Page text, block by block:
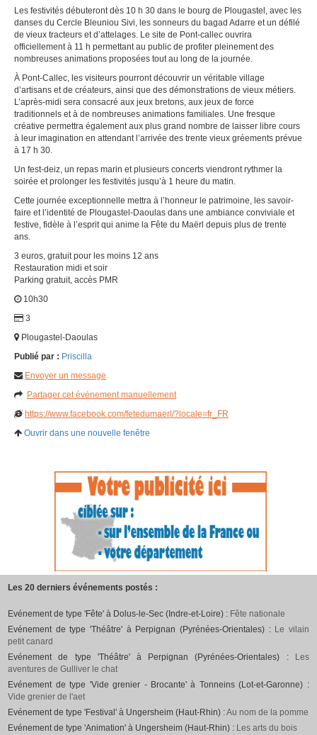
Les festivités débuteront dès 10 h 30 dans le bourg de Plougastel, avec les
danses du Cercle Bleuniou Sivi, les sonneurs du bagad Adarre et un défilé
de vieux tracteurs et d’attelages. Le site de Pont-callec ouvrira
officiellement à 11 h permettant au public de profiter pleinement des
nombreuses animations proposées tout au long de la journée.
À Pont-Callec, les visiteurs pourront découvrir un véritable village
d’artisans et de créateurs, ainsi que des démonstrations de vieux métiers.
L’après-midi sera consacré aux jeux bretons, aux jeux de force
traditionnels et à de nombreuses animations familiales. Une fresque
créative permettra également aux plus grand nombre de laisser libre cours
à leur imagination en attendant l’arrivée des trente vieux gréements prévue
à 17 h 30.
Un fest-deiz, un repas marin et plusieurs concerts viendront rythmer la
soirée et prolonger les festivités jusqu’à 1 heure du matin.
Cette journée exceptionnelle mettra à l’honneur le patrimoine, les savoir-
faire et l’identité de Plougastel-Daoulas dans une ambiance conviviale et
festive, fidèle à l’esprit qui anime la Fête du Maërl depuis plus de trente
ans.
3 euros, gratuit pour les moins 12 ans
Restauration midi et soir
Parking gratuit, accès PMR
10h30
3
Plougastel-Daoulas
Publié par : Priscilla
Envoyer un message
Partager cet événement manuellement
https://www.facebook.com/fetedumaerl/?locale=fr_FR
Ouvrir dans une nouvelle fenêtre
Les 20 derniers événements postés :
Evénement de type 'Fête' à Dolus-le-Sec (Indre-et-Loire) : Fête nationale
Evénement de type 'Théâtre' à Perpignan (Pyrénées-Orientales) : Le vilain
petit canard
Evénement de type 'Théâtre' à Perpignan (Pyrénées-Orientales) :
Les
aventures de Gulliver le chat
Evénement de type 'Vide grenier - Brocante' à Tonneins (Lot-et-Garonne) :
Vide grenier de l'aet
Evénement de type 'Festival' à Ungersheim (Haut-Rhin) :Au nom de la pomme
Evénement de type 'Animation' à Ungersheim (Haut-Rhin) : Les arts du bois